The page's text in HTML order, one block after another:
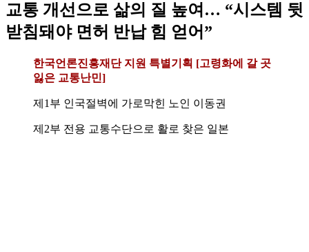
교통 개선으로 삶의 질 높여… “시스템 뒷
받침돼야 면허 반납 힘 얻어”
한국언론진흥재단 지원 특별기획 [고령화에 갈 곳
잃은 교통난민]
제1부 인국절벽에 가로막힌 노인 이동권
제2부 전용 교통수단으로 활로 찾은 일본